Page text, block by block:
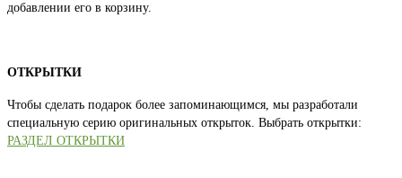
добавлении его в корзину.
ОТКРЫТКИ
Чтобы сделать подарок более запоминающимся, мы разработали
специальную серию оригинальных открыток. Выбрать открытки:
РАЗДЕЛ ОТКРЫТКИ